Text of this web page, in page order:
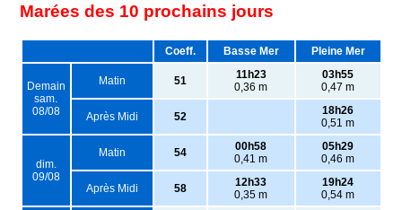
Marées des 10 prochains jours
Coeff. Basse Mer Pleine Mer
Demain
sam.
08/08
Matin 51
11h23
0,36 m
03h55
0,47 m
Après Midi 52
18h26
0,51 m
dim.
09/08
Matin 54
00h58
0,41 m
05h29
0,46 m
Après Midi 58
12h33
0,35 m
19h24
0,54 m